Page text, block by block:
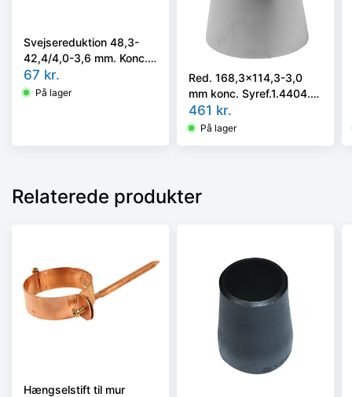
Svejsereduktion 48,3-
42,4/4,0-3,6 mm. Konc.
Kval. P235GH, EN 10253-
2 type B
67 kr.
På lager
Red. 168,3x114,3-3,0
mm konc. Syref.1.4404.
ISO 5251/EN10253-3 el.
4 i vort valg
461 kr.
På lager
Relaterede produkter
Hængselstift til mur